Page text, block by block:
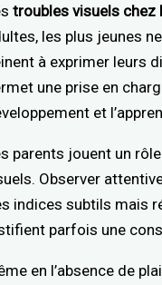
troubles visuels chez
les plus jeunes
à exprimer leurs
une prise en
et
parents jouent un
Observer
indices subtils mais
parfois une
en l’absence de